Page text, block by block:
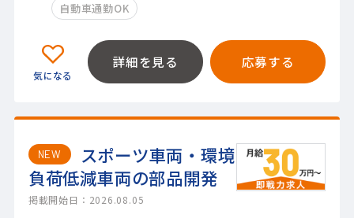
自動車通勤OK
詳細を見る 応募する
NEW
スポーツ車両・環境
負荷低減車両の部品開発
掲載開始日：2026.08.05